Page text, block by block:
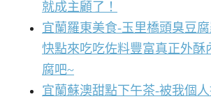
就成主顧了！
宜蘭羅東美食-玉里橋頭臭豆
快點來吃吃佐料豐富真正外酥
腐吧~
宜蘭蘇澳甜點下午茶-被我個